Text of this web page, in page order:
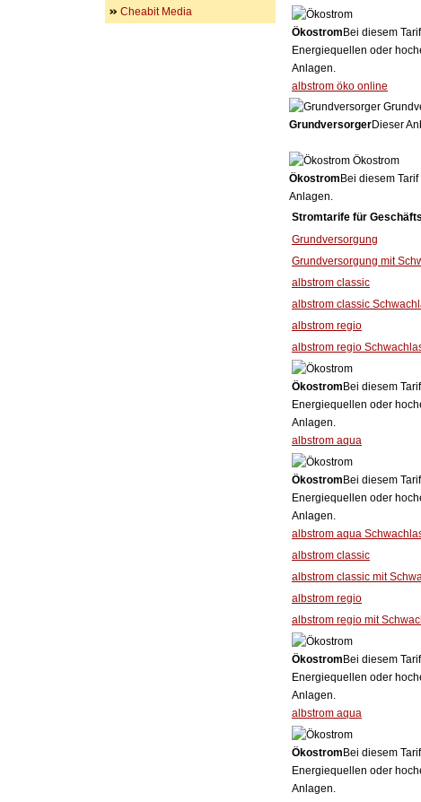
Ökostrom Bei diesem
Energiequellen oder
Anlagen.
albstrom öko online
GrundversorgerDieser
Ökostrom
Ökostrom Bei diesem
Anlagen.
Stromtarife für
Grundversorgung
Grundversorgung mit
albstrom classic
albstrom classic
albstrom regio
albstrom regio
Ökostrom Bei diesem
Energiequellen oder
Anlagen.
albstrom aqua
Ökostrom Bei diesem
Energiequellen oder
Anlagen.
albstrom aqua
albstrom classic
albstrom classic mit
albstrom regio
albstrom regio mit
Ökostrom Bei diesem
Energiequellen oder
Anlagen.
albstrom aqua
Ökostrom Bei diesem
Energiequellen oder
Anlagen.
Cheabit Media